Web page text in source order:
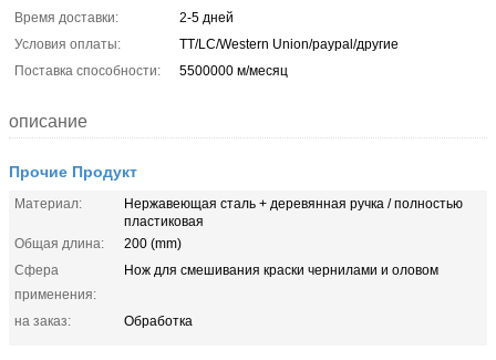
Время доставки:
2-5 дней
Условия оплаты:
TT/LC/Western Union/paypal/другие
Поставка способности:
5500000 м/месяц
описание
Прочие Продукт
Материал:
Нержавеющая сталь + деревянная ручка / полностью
пластиковая
Общая длина:
200 (mm)
Сфера
применения:
Нож для смешивания краски чернилами и оловом
на заказ: Обработка